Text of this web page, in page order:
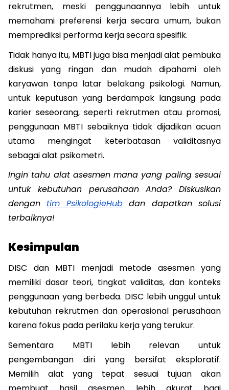
rekrutmen, meski penggunaannya lebih untuk
memahami preferensi kerja secara umum, bukan
memprediksi performa kerja secara spesifik.
Tidak hanya itu, MBTI juga bisa menjadi alat pembuka
diskusi yang ringan dan mudah dipahami oleh
karyawan tanpa latar belakang psikologi. Namun,
untuk keputusan yang berdampak langsung pada
karier seseorang, seperti rekrutmen atau promosi,
penggunaan MBTI sebaiknya tidak dijadikan acuan
utama mengingat keterbatasan validitasnya
sebagai alat psikometri.
Ingin tahu alat asesmen mana yang paling sesuai
untuk kebutuhan perusahaan Anda? Diskusikan
dengan tim PsikologieHub dan dapatkan solusi
terbaiknya!
Kesimpulan
DISC dan MBTI menjadi metode asesmen yang
memiliki dasar teori, tingkat validitas, dan konteks
penggunaan yang berbeda. DISC lebih unggul untuk
kebutuhan rekrutmen dan operasional perusahaan
karena fokus pada perilaku kerja yang terukur.
Sementara MBTI lebih relevan untuk
pengembangan diri yang bersifat eksploratif.
Memilih alat yang tepat sesuai tujuan akan